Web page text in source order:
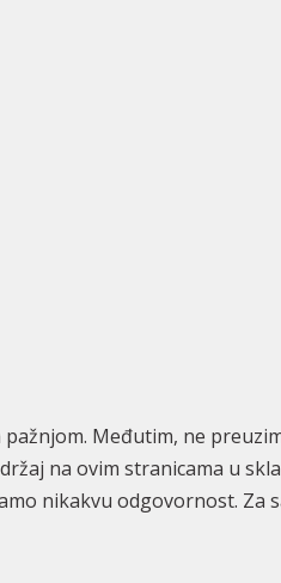
pažnjom. Međutim, ne
na ovim stranicama u
nikakvu odgovornost.